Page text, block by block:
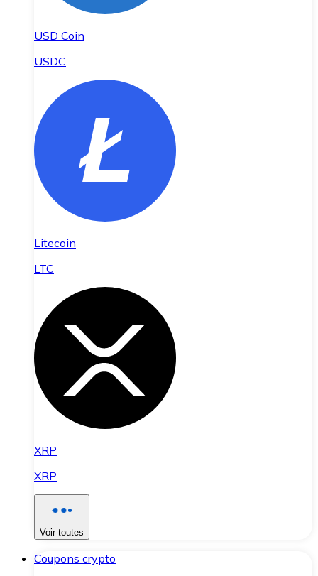
USD Coin
USDC
Litecoin
LTC
XRP
XRP
Voir toutes
Coupons crypto